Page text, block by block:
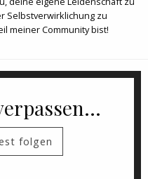
Selbstverwirklichung zu
meiner Community bist!
folgen